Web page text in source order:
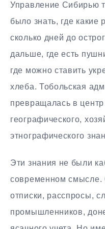
Управление Сибирью
было знать, где какие
сколько дней до
дальше, где есть
где можно ставить
хлеба. Тобольская
превращалась в
географического,
этнографического
Эти знания не были
современном смысле.
отписки, расспросы,
промышленников,